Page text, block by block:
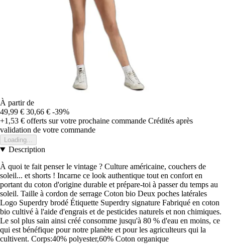
À partir de
49,99 € 30,66 € -39%
+1,53 € offerts sur votre prochaine commande Crédités après
validation de votre commande
Loading...
Description
À quoi te fait penser le vintage ? Culture américaine, couchers de
soleil... et shorts ! Incarne ce look authentique tout en confort en
portant du coton d'origine durable et prépare-toi à passer du temps au
soleil. Taille à cordon de serrage Coton bio Deux poches latérales
Logo Superdry brodé Étiquette Superdry signature Fabriqué en coton
bio cultivé à l'aide d'engrais et de pesticides naturels et non chimiques.
Le sol plus sain ainsi créé consomme jusqu'à 80 % d'eau en moins, ce
qui est bénéfique pour notre planète et pour les agriculteurs qui la
cultivent. Corps:40% polyester,60% Coton organique